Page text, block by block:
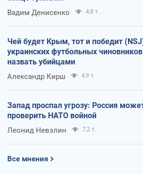
Вадим Денисенко 4,8 т.
Чей будет Крым, тот и победит
украинских футбольных
назвать убийцами
Александр Кирш 4,9 т.
Запад проспал угрозу: Россия
проверить НАТО войной
Леонид Невзлин 7,2 т.
Все мнения